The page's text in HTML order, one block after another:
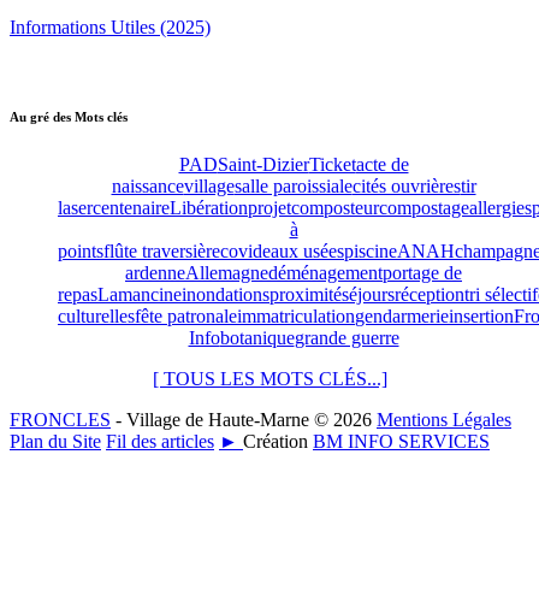
Informations Utiles (2025)
Au gré des Mots clés
PADSaint-DizierTicketacte de
naissancevillagesalle paroissialecités ouvrièrestir
lasercentenaireLibérationprojetcomposteurcompostageallergies
à
pointsflûte traversièrecovideaux uséespiscineANAH
ardenneAllemagnedéménagementportage de
repasLamancineinondationsproximitéséjoursréceptiontri sélectif
culturellesfête patronaleimmatriculationgendarmerieinsertion
Infobotaniquegrande guerre
[ TOUS LES MOTS CLÉS...]
FRONCLES - Village de Haute-Marne © 2026 Mentions Légales
Plan du Site Fil des articles ► Création BM INFO SERVICES